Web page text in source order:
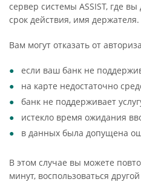
сервер системы ASSIST, где
срок действия, имя держателя.
Вам могут отказать от
если ваш банк не
на карте недостаточно
банк не поддерживает
истекло время ожидания
в данных была допущена
В этом случае вы можете
минут, воспользоваться